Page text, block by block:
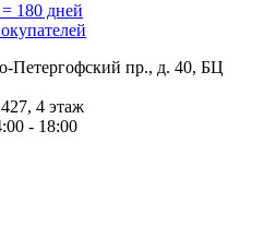
180 дней
Петергофский пр., д. 40, БЦ
4 этаж
- 18:00